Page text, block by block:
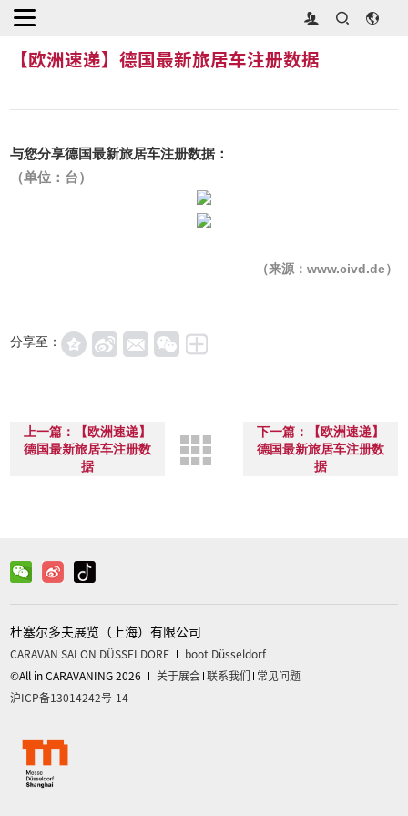
首页 【欧洲速递】德国最新旅居车注册数据
【欧洲速递】德国最新旅居车注册数据
与您分享德国最新旅居车注册数据：
（单位：台）
（来源：www.civd.de）
分享至：
上一篇：【欧洲速递】
德国最新旅居车注册数
据
下一篇：【欧洲速递】
德国最新旅居车注册数
据
杜塞尔多夫展览（上海）有限公司
CARAVAN SALON DÜSSELDORF
boot Düsseldorf
©All in CARAVANING 2026
关于展会 联系我们
常见问题
沪ICP备13014242号-14